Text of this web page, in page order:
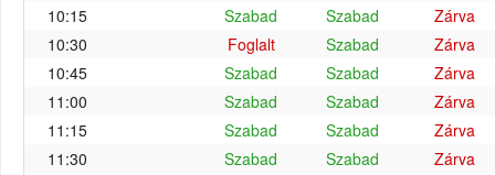
10:15
Szabad Szabad
Zárva
10:30
Foglalt Szabad
Zárva
10:45
Szabad Szabad
Zárva
11:00
Szabad Szabad
Zárva
11:15
Szabad Szabad
Zárva
11:30
Szabad Szabad
Zárva